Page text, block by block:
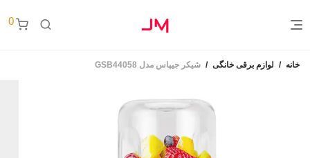
0
خانه / لوازم برقی خانگی / شیکر جیپاس مدل GSB44058